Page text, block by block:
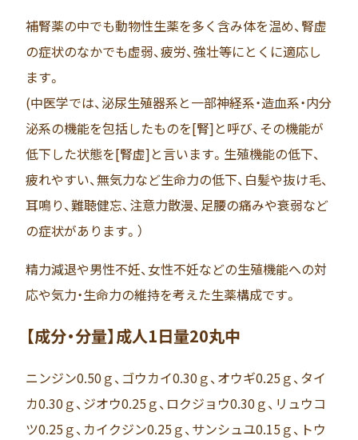
補腎薬の中でも動物性生薬を多く含み体を温め、腎虚
の症状のなかでも虚弱、疲労、強壮等にとくに適応し
ます。
(中医学では、泌尿生殖器系と一部神経系・造血系・内分
泌系の機能を包括したものを[腎]と呼び、その機能が
低下した状態を[腎虚]と言います。生殖機能の低下、
疲れやすい、無気力など生命力の低下、白髪や抜け毛、
耳鳴り、難聴健忘、注意力散漫、足腰の痛みや衰弱など
の症状があります。）
精力減退や男性不妊、女性不妊などの生殖機能への対
応や気力・生命力の維持を考えた生薬構成です。
【成分・分量】成人1日量20丸中
ニンジン0.50ｇ、ゴウカイ0.30ｇ、オウギ0.25ｇ、タイ
カ0.30ｇ、ジオウ0.25ｇ、ロクジョウ0.30ｇ、リュウコ
ツ0.25ｇ、カイクジン0.25ｇ、サンシュユ0.15ｇ、トウ